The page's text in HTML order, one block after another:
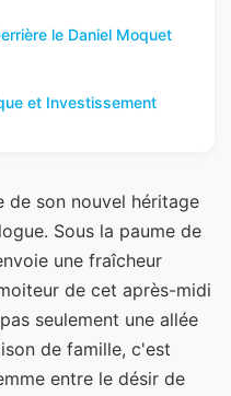
le Daniel Moquet
et Investissement
de son nouvel héritage
Sous la paume de
une fraîcheur
de cet après-midi
seulement une allée
de famille, c'est
entre le désir de